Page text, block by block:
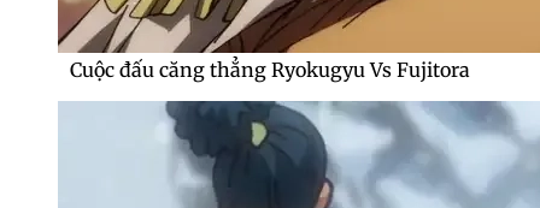
Cuộc đấu căng thẳng Ryokugyu Vs Fujitora